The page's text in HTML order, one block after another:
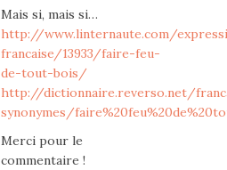
Mais si, mais si…
http://www.linternaute.com/
francaise/13933/faire-feu-
de-tout-bois/
http://dictionnaire.reverso.net/
synonymes/
Merci pour le
commentaire !